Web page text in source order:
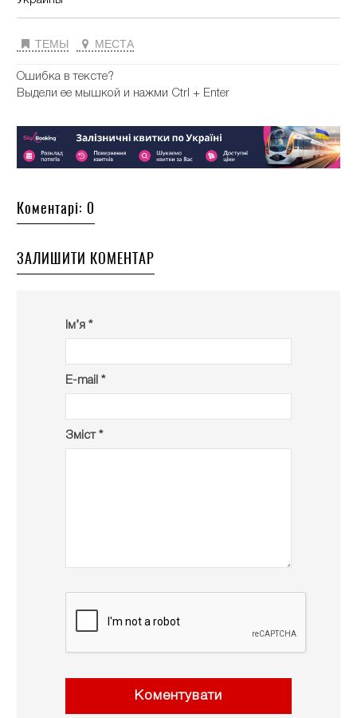
ТЕМЫ МЕСТА
Ошибка в тексте?
Выдели ее мышкой и нажми Ctrl + Enter
Коментарі: 0
ЗАЛИШИТИ КОМЕНТАР
Ім’я *
E-mail *
Зміст *
Коментувати